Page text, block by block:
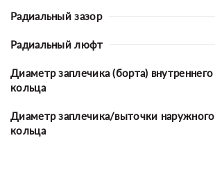
Радиальный зазор
Радиальный люфт
Диаметр заплечика (борта) внутреннего
кольца
Диаметр заплечика/выточки наружного
кольца